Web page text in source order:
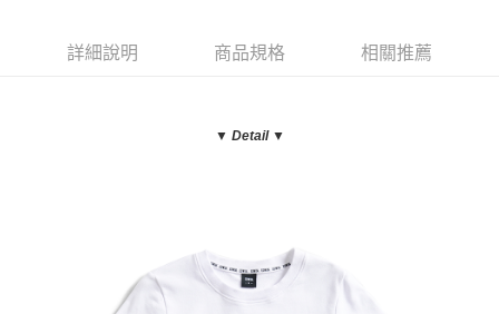
詳細說明 商品規格 相關推薦
▼ Detail ▼